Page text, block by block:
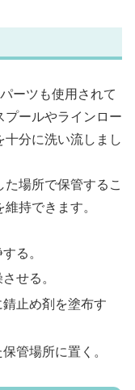
ーツも使用されて
プールやラインロー
十分に洗い流しまし
場所で保管するこ
持できます。
る。
せる。
止め剤を塗布す
管場所に置く。